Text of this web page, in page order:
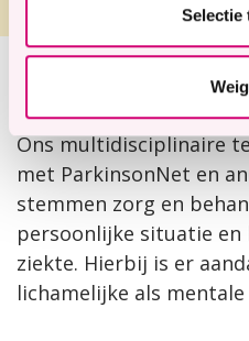
Selectie
Het team
Ons multidisciplinaire
met ParkinsonNet en
stemmen zorg en
persoonlijke situatie en
ziekte. Hierbij is er
lichamelijke als